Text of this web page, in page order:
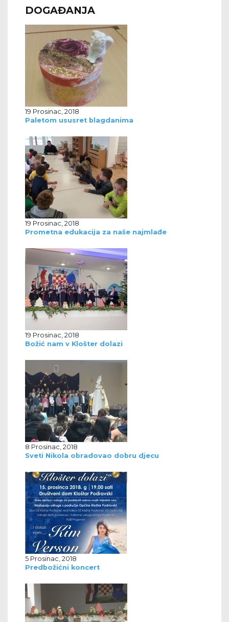
DOGAĐANJA
19 Prosinac, 2018
Paletom ususret blagdanima
19 Prosinac, 2018
Prometna edukacija za naše najmlađe
19 Prosinac, 2018
Božić nam v Klošter dolazi
8 Prosinac, 2018
Sveti Nikola obradovao dobru djecu
5 Prosinac, 2018
Predbožićni koncert